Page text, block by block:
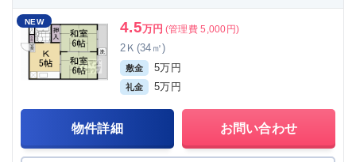
NEW 4.5万円 (管理費 5,000円)
2Ｋ(34㎡)
敷金 5万円
礼金 5万円
物件詳細 お問い合わせ